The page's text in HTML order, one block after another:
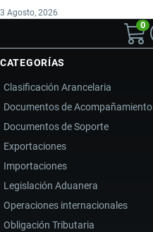
3 Agosto, 2026
0
CATEGORÍAS
Clasificación Arancelaria
Documentos de Acompañamiento
Documentos de Soporte
Exportaciones
Importaciones
Legislación Aduanera
Operaciones internacionales
Obligación Tributaria